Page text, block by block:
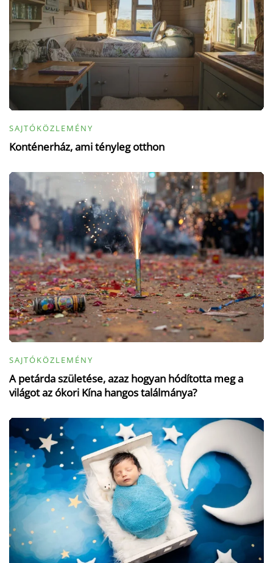
SAJTÓKÖZLEMÉNY
Konténerház, ami tényleg otthon
SAJTÓKÖZLEMÉNY
A petárda születése, azaz hogyan hódította meg a
világot az ókori Kína hangos találmánya?